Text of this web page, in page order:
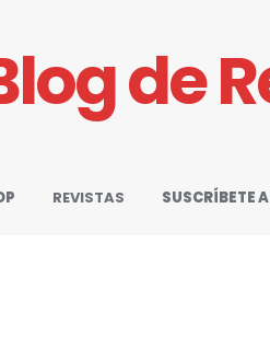
de
REVISTAS SUSCRÍBETE